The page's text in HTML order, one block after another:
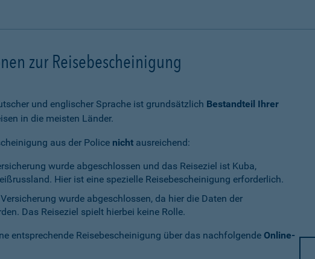
zur Reisebescheinigung
und englischer Sprache ist grundsätzlich Bestandteil Ihrer
in die meisten Länder.
aus der Police nicht ausreichend:
wurde abgeschlossen und das Reiseziel ist Kuba,
Hier ist eine spezielle Reisebescheinigung erforderlich.
wurde abgeschlossen, da hier die Daten der
Das Reiseziel spielt hierbei keine Rolle.
entsprechende Reisebescheinigung über das nachfolgende Online-